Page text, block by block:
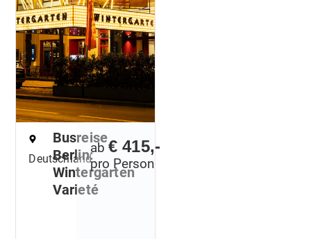
Deutschland
Busreise
Berlin:
Wintergarten
Varieté
ab€ 415,-
pro Person